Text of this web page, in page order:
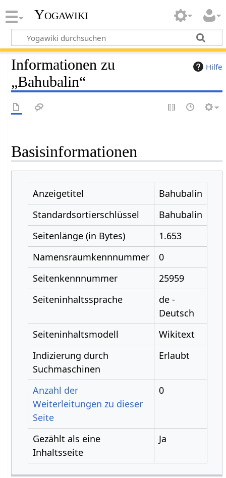
Yogawiki
Hilfe
Informationen zu
„Bahubalin“
Basisinformationen
Anzeigetitel
Bahubalin
Standardsortierschlüssel
Bahubalin
Seitenlänge (in Bytes)
1.653
Namensraumkennnummer
0
Seitenkennnummer
25959
Seiteninhaltssprache
de -
Deutsch
Seiteninhaltsmodell
Wikitext
Indizierung durch
Suchmaschinen
Erlaubt
Anzahl der
Weiterleitungen zu dieser
Seite
0
Gezählt als eine
Inhaltsseite
Ja